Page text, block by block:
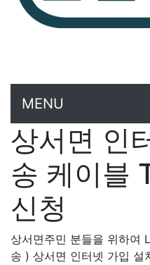
MENU
상서면 인
송 케이블
신청
상서면주민 분들을 위하여
송 ) 상서면 인터넷 가입 설